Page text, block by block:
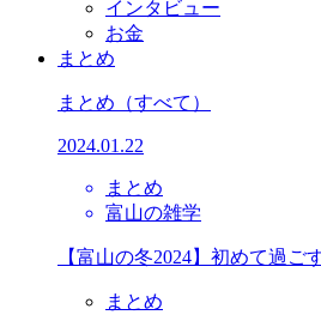
インタビュー
お金
まとめ
まとめ （すべて）
2024.01.22
まとめ
富山の雑学
【富山の冬2024】初めて過
まとめ